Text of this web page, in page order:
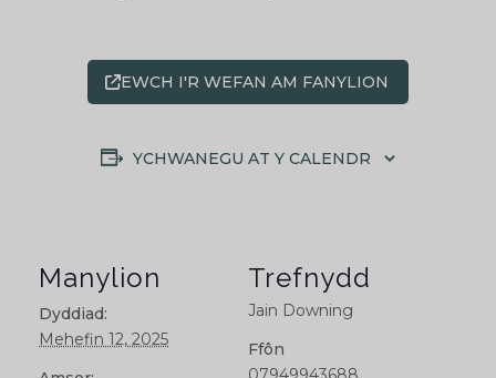
EWCH I'R WEFAN AM FANYLION
YCHWANEGU AT Y CALENDR
Manylion
Dyddiad:
Mehefin 12, 2025
Trefnydd
Jain Downing
Ffôn